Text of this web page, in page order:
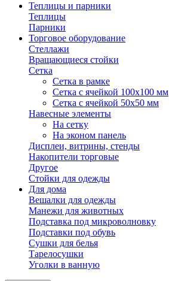
Теплицы и парники
Теплицы
Парники
Торговое оборудование
Стеллажи
Вращающиеся стойки
Сетка
Сетка в рамке
Сетка с ячейкой 100х100 мм
Сетка с ячейкой 50х50 мм
Навесные элементы
На сетку
На эконом панель
Дисплеи, витрины, стенды
Накопители торговые
Другое
Стойки для одежды
Для дома
Вешалки для одежды
Манежи для животных
Подставка под микроволновку
Подставки под обувь
Сушки для белья
Тарелосушки
Уголки в ванную